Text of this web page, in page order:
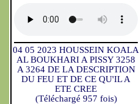
04 05 2023 HOUSSEIN KOALA
AL BOUKHARI A PISSY 3258
A 3264 DE LA DESCRIPTION
DU FEU ET DE CE QU'IL A
ETE CREE
(Téléchargé 957 fois)